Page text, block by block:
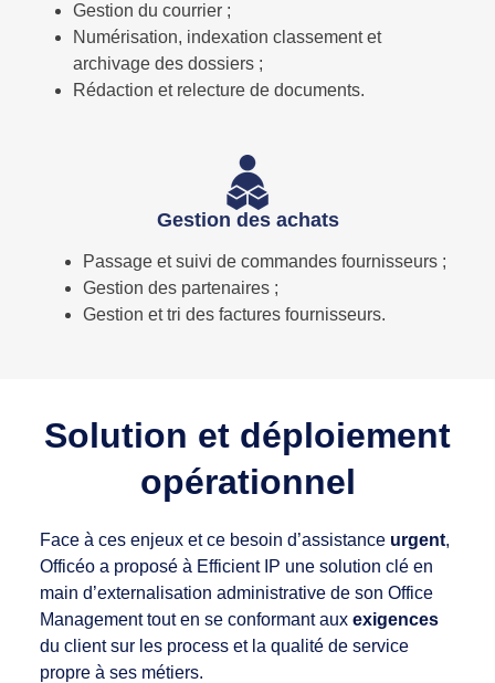
Gestion du courrier ;
Numérisation, indexation classement et
archivage des dossiers ;
Rédaction et relecture de documents.
Gestion des achats
Passage et suivi de commandes fournisseurs ;
Gestion des partenaires ;
Gestion et tri des factures fournisseurs.
Solution et déploiement
opérationnel
Face à ces enjeux et ce besoin d’assistance urgent,
Officéo a proposé à Efficient IP une solution clé en
main d’externalisation administrative de son Office
Management tout en se conformant aux exigences
du client sur les process et la qualité de service
propre à ses métiers.